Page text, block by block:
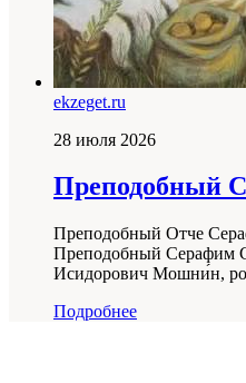
ekzeget.ru
28 июля 2026
Преподобный
Преподобный Отче
Преподобный Серафим
Исидорович Мошни́н,
Подробнее